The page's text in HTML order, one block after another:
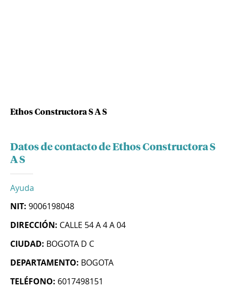
Ethos Constructora S A S
Datos de contacto de Ethos Constructora S
A S
Ayuda
NIT: 9006198048
DIRECCIÓN: CALLE 54 A 4 A 04
CIUDAD: BOGOTA D C
DEPARTAMENTO: BOGOTA
TELÉFONO: 6017498151